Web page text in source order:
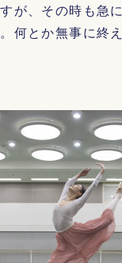
が、その時も急
何とか無事に終